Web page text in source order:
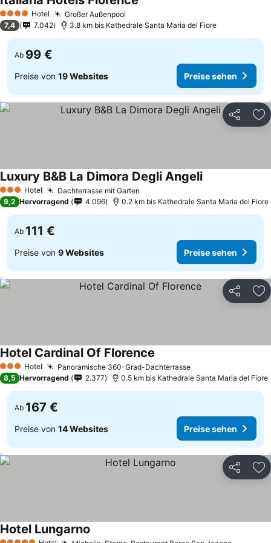
4 Sterne Hotel Großer Außenpool
7,4 7.042 3.8 km bis Kathedrale Santa Maria del Fiore
Ab 99 €
Preise von 19 Websites Preise sehen
Teilen
3 SterneHotel Dachterrasse mit Garten
Luxury B&B La Dimora Degli AngeliPreise sehen
9,2 Hervorragend 4.096 0.2 km bis Kathedrale Santa Maria del Fiore
Ab 111 €
Preise von 9 Websites Preise sehen
Teilen
3 SterneHotel Panoramische 360-Grad-DachterrassePreise sehen
Hotel Cardinal Of Florence
8,5 Hervorragend 2.377 0.5 km bis Kathedrale Santa Maria del Fiore
Ab 167 €
Preise von 14 Websites Preise sehen
Teilen
Hotel Lungarno